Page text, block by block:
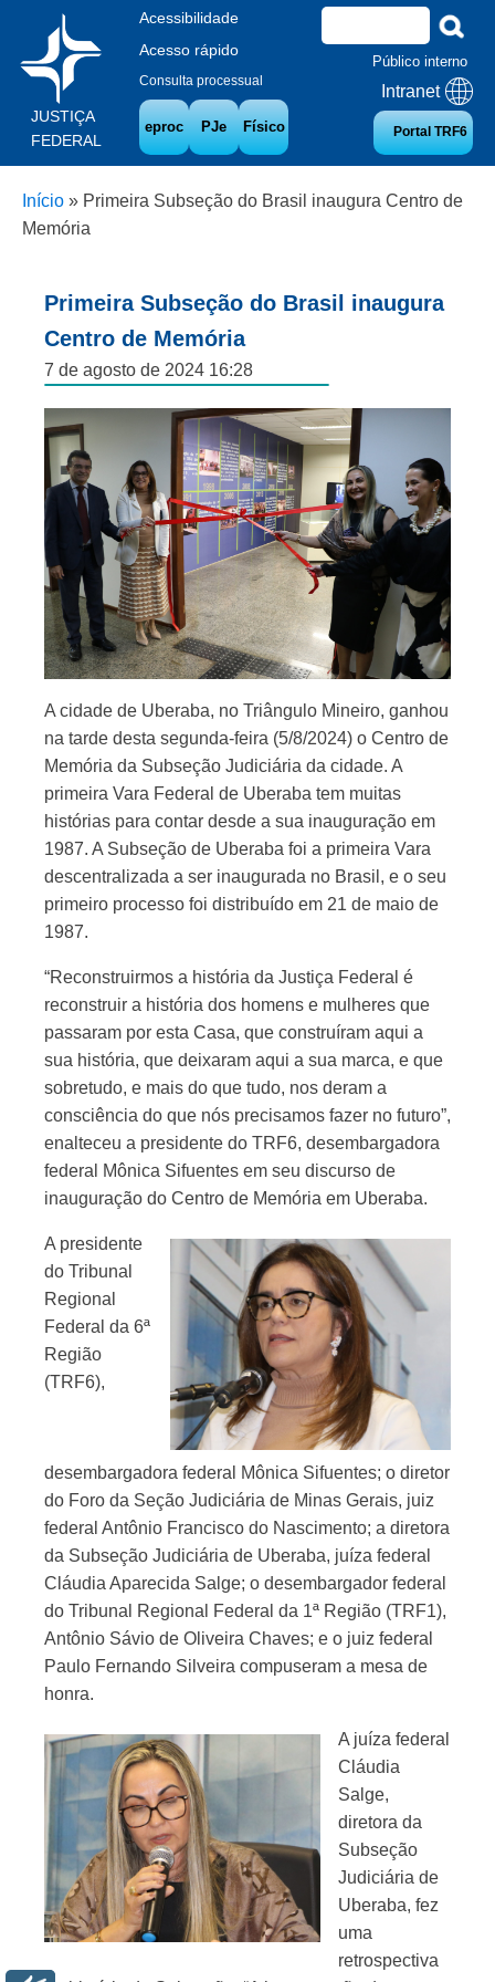
JUSTIÇA
FEDERAL
Acessibilidade
Acesso rápido
Consulta processual
eproc PJe Físico
Público interno
Intranet
Portal TRF6
Início » Primeira Subseção do Brasil inaugura Centro de
Memória
Primeira Subseção do Brasil inaugura
Centro de Memória
7 de agosto de 2024 16:28
A cidade de Uberaba, no Triângulo Mineiro, ganhou
na tarde desta segunda-feira (5/8/2024) o Centro de
Memória da Subseção Judiciária da cidade. A
primeira Vara Federal de Uberaba tem muitas
histórias para contar desde a sua inauguração em
1987. A Subseção de Uberaba foi a primeira Vara
descentralizada a ser inaugurada no Brasil, e o seu
primeiro processo foi distribuído em 21 de maio de
1987.
“Reconstruirmos a história da Justiça Federal é
reconstruir a história dos homens e mulheres que
passaram por esta Casa, que construíram aqui a
sua história, que deixaram aqui a sua marca, e que
sobretudo, e mais do que tudo, nos deram a
consciência do que nós precisamos fazer no futuro”,
enalteceu a presidente do TRF6, desembargadora
federal Mônica Sifuentes em seu discurso de
inauguração do Centro de Memória em Uberaba.
A presidente
do Tribunal
Regional
Federal da 6ª
Região
(TRF6),
desembargadora federal Mônica Sifuentes; o diretor
do Foro da Seção Judiciária de Minas Gerais, juiz
federal Antônio Francisco do Nascimento; a diretora
da Subseção Judiciária de Uberaba, juíza federal
Cláudia Aparecida Salge; o desembargador federal
do Tribunal Regional Federal da 1ª Região (TRF1),
Antônio Sávio de Oliveira Chaves; e o juiz federal
Paulo Fernando Silveira compuseram a mesa de
honra.
A juíza federal
Cláudia
Salge,
diretora da
Subseção
Judiciária de
Uberaba, fez
uma
retrospectiva